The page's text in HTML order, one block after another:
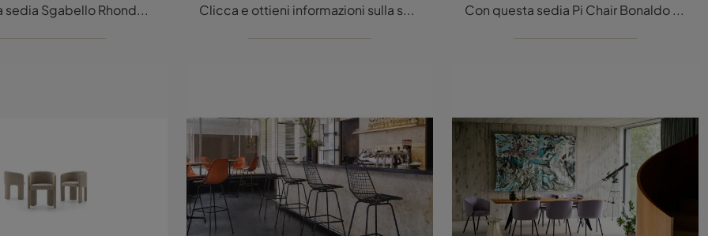
Con questa sedia Sgabello Rhonda Cattelan Italia in pelle, una delle nostre sedute sgabelli design, potrai valorizzare i tuoi locali. Clicca e ottieni informazioni sulla sedia Sgabello Rachel di Cattelan Italia in pelle: le più esclusive Sedie sgabelli design ti aspettano. Con questa sedia Pi Chair Bonaldo in tessuto, una delle nostre sedute fisse design, potrai arricchire i tuoi interni.